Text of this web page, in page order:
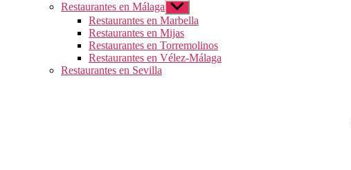
Restaurantes en Málaga Mostrar
el
submenú
Restaurantes en Marbella
Restaurantes en Mijas
Restaurantes en Torremolinos
Restaurantes en Vélez-Málaga
Restaurantes en Sevilla